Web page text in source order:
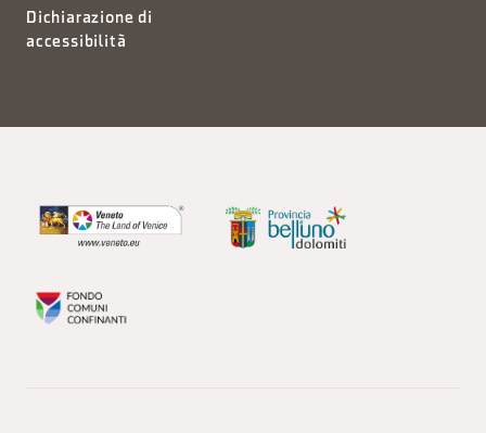
Dichiarazione di
accessibilità